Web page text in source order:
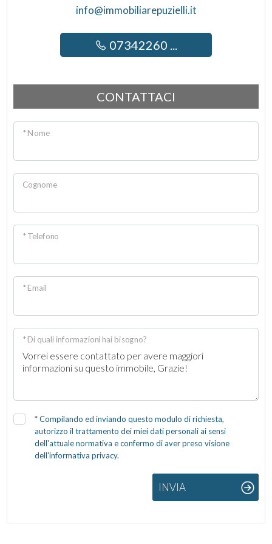
Camino
Aria Condizionata
Impianto Telefonico
Impianto Elettrico: A norma
Doccia
Persiane
info@immobiliarepuzielli.it
07342260 ...
CONTATTACI
* Nome
Cognome
* Telefono
* Email
* Di quali informazioni hai bisogno?
*Compilando ed inviando questo modulo di richiesta,
autorizzo il trattamento dei miei dati personali ai sensi
dell'attuale normativa e confermo di aver preso visione
dell'informativa privacy.
INVIA